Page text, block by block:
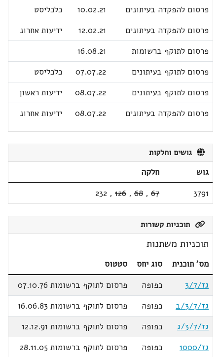
פרסום להפקדה בעיתונים
10.02.21
כלכליסט
פרסום להפקדה בעיתונים
12.02.21
ידיעות אחרונ
פרסום לתוקף ברשומות
16.08.21
פרסום לתוקף בעיתונים
07.07.22
כלכליסט
פרסום לתוקף בעיתונים
08.07.22
ידיעות ראשון
פרסום להפקדה בעיתונים
08.07.22 ידיעות אחרונ
גושים וחלקות
גוש
חלקה
3791
67
,
68
,
126
,
232
תוכניות קשורות
תוכניות משתנות
מס' תוכנית סוג יחס
סטטוס
גז/3/7
כפופה
פרסום לתוקף ברשומות 07.10.76
גז/3/7/ב
כפופה
פרסום לתוקף ברשומות 16.06.83
גז/3/7/ג
כפופה
פרסום לתוקף ברשומות 12.12.91
גז/1000
כפופה פרסום לתוקף ברשומות 28.11.05